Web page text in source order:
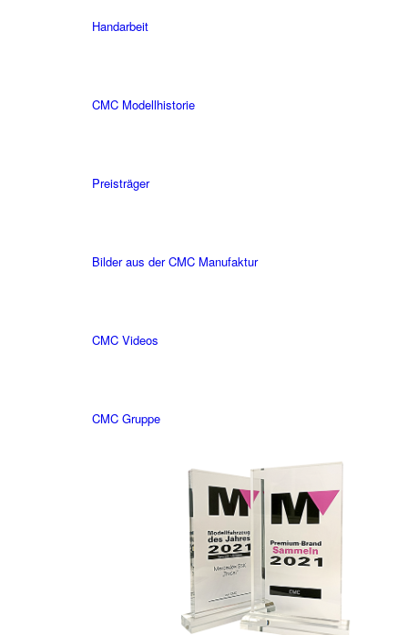
Handarbeit
CMC Modellhistorie
Preisträger
Bilder aus der CMC Manufaktur
CMC Videos
CMC Gruppe